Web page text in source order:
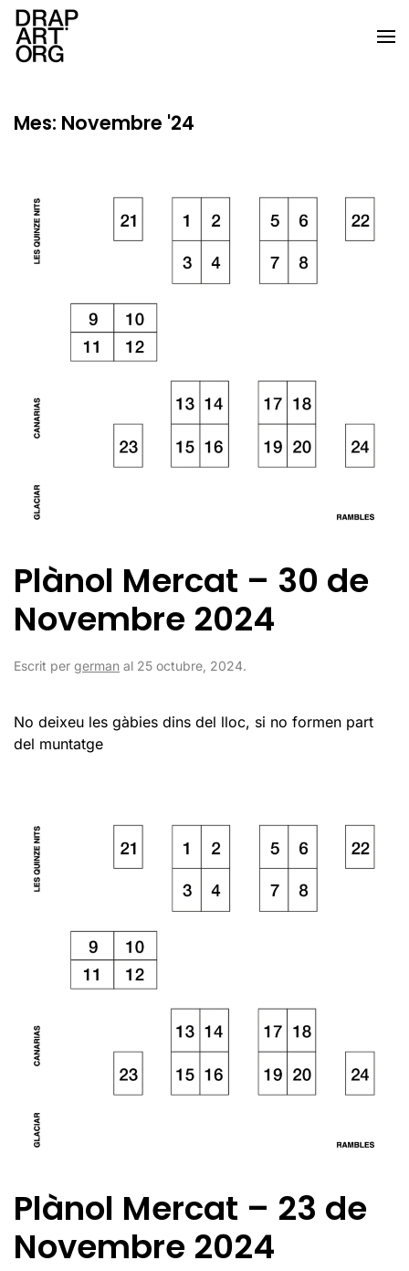
Skip to main content
Mes: Novembre '24
Plànol Mercat – 30 de
Novembre 2024
Escrit per german al 25 octubre, 2024.
No deixeu les gàbies dins del lloc, si no formen part
del muntatge
Plànol Mercat – 23 de
Novembre 2024